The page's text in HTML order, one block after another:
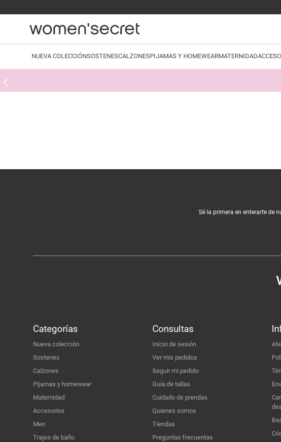
NUEVA COLECCIÓNSOSTENESCALZONESPIJAMAS Y HOMEWEARMATERNIDAD
¡RECIBE EL MISMO
Sé la primera en enterarte de
Categorías
Nueva colección
Sostenes
Calzones
Pijamas y homewear
Maternidad
Accesorios
Men
Trajes de baño
Consultas
Inicio de sesión
Ver mis pedidos
Seguir mi pedido
Guía de tallas
Cuidado de prendas
Quienes somos
Tiendas
Preguntas frecuentas